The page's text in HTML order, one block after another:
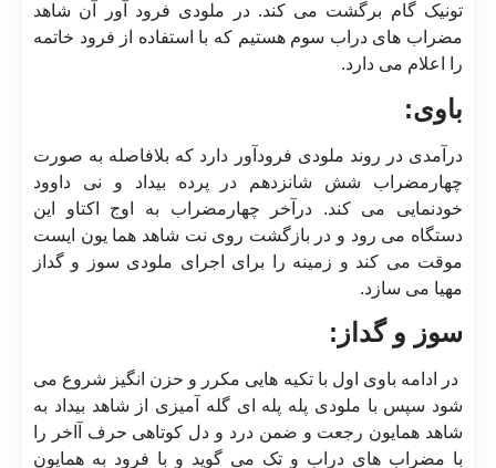
تونیک گام برگشت می کند. در ملودی فرود آور آن شاهد
مضراب های دراب سوم هستیم که با استفاده از فرود خاتمه
را اعلام می دارد.
باوی:
درآمدی در روند ملودی فرودآور دارد که بلافاصله به صورت
چهارمضراب شش شانزدهم در پرده بیداد و نی داوود
خودنمایی می کند. درآخر چهارمضراب به اوج اکتاو این
دستگاه می رود و در بازگشت روی نت شاهد هما یون ایست
موقت می کند و زمینه را برای اجرای ملودی سوز و گداز
مهیا می سازد.
سوز و گداز:
در ادامه باوی اول با تکیه هایی مکرر و حزن انگیز شروع می
شود سپس با ملودی پله پله ای گله آمیزی از شاهد بیداد به
شاهد همایون رجعت و ضمن درد و دل کوتاهی حرف آاخر را
با مضراب های دراب و تک می گوید و با فرود به همایون